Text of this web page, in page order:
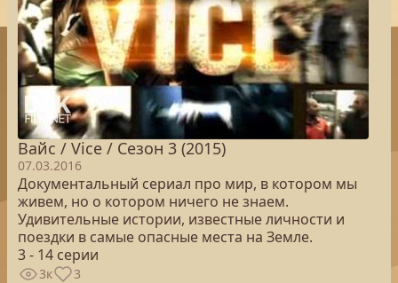
Вайс / Vice / Сезон 3 (2015)
07.03.2016
Документальный сериал про мир, в котором мы
живем, но о котором ничего не знаем.
Удивительные истории, известные личности и
поездки в самые опасные места на Земле.
3 - 14 серии
3к 3